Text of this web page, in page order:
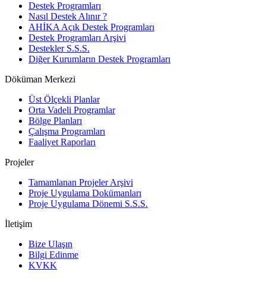
Destek Programları
Nasıl Destek Alınır ?
AHİKA Açık Destek Programları
Destek Programları Arşivi
Destekler S.S.S.
Diğer Kurumların Destek Programları
Döküman Merkezi
Üst Ölçekli Planlar
Orta Vadeli Programlar
Bölge Planları
Çalışma Programları
Faaliyet Raporları
Projeler
Tamamlanan Projeler Arşivi
Proje Uygulama Dokümanları
Proje Uygulama Dönemi S.S.S.
İletişim
Bize Ulaşın
Bilgi Edinme
KVKK